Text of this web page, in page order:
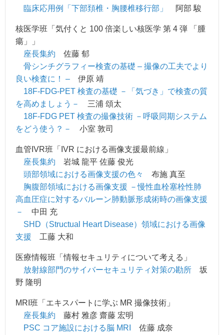
臨床応用例「下部頚椎・胸腰椎移行部」 阿部 駿
核医学班「気付くと 100 倍楽しい核医学 第 4 弾 「腫
瘍」」
座長集約 佐藤 郁
骨シンチグラフィー検査の基礎 – 撮像の工夫でより
良い検査に！ – 伊原 靖
18F-FDG-PET 検査の基礎 －「気づき」で検査の質
を高めましょう－
三浦 頌太
18F-FDG PET 検査の撮像技術 －呼吸同期システム
をどう使う？－
小室 敦司
血管IVR班「IVR における画像支援最前線」
座長集約 岩城 龍平 佐藤 俊光
頭部領域における画像支援の色々
布施 真至
胸腹部領域における画像支援 －慢性血栓塞栓性肺
高血圧症に対するバルーン肺動脈形成術時の画像支援
－
中田 充
SHD（Structual Heart Disease）領域における画像
支援 工藤 大和
医療情報班「情報セキュリティについて考える」
放射線部門のサイバーセキュリティ対策の勘所 坂
野 隆明
MRI班「エキスパートに学ぶ MR 撮像技術」
座長集約 藤村 雅彦 齋藤 宏明
PSC コア施設における脳 MRI
佐藤 成奈